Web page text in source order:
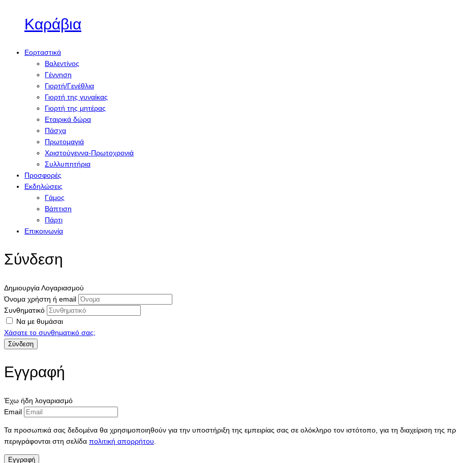
Καράβια
Εορταστικά
Βαλεντίνος
Γέννηση
Γιορτή/Γενέθλια
Γιορτή της γυναίκας
Γιορτή της μητέρας
Εταιρικά δώρα
Πάσχα
Πρωτομαγιά
Χριστούγεννα-Πρωτοχρονιά
Συλλυπητήρια
Προσφορές
Εκδηλώσεις
Γάμος
Βάπτιση
Πάρτι
Επικοινωνία
Σύνδεση
Δημιουργία Λογαριασμού
Όνομα χρήστη ή email
Συνθηματικό
Να με θυμάσαι
Χάσατε το συνθηματικό σας;
Εγγραφή
Έχω ήδη λογαριασμό
Email
Τα προσωπικά σας δεδομένα θα χρησιμοποιηθούν για την υποστήριξη της εμπειρίας σας σε ολόκληρο τον ιστότοπο, για τη διαχείριση
περιγράφονται στη σελίδα πολιτική απορρήτου